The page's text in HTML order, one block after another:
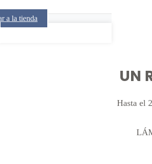
a la tienda
UN
Hasta el